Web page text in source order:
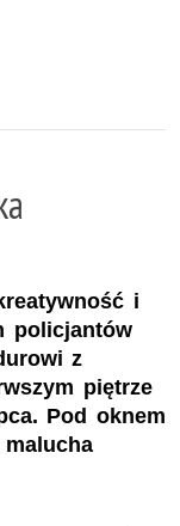
i
policjantów
z
piętrze
Pod oknem